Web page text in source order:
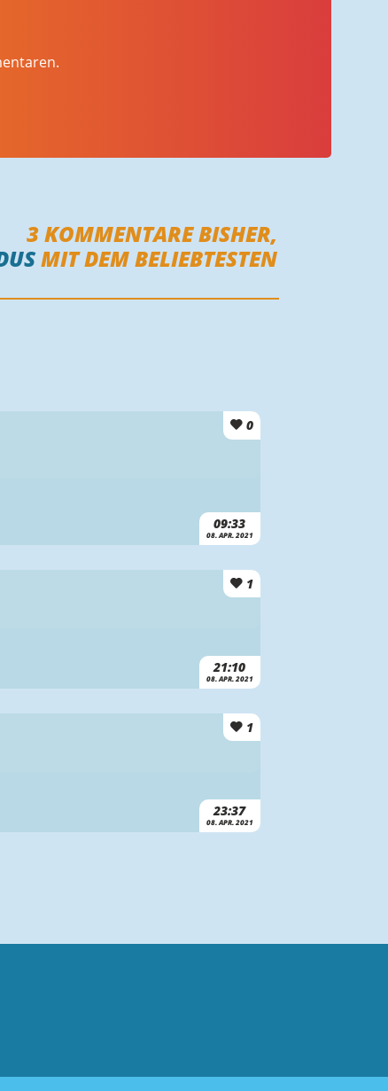
3KOMMENTARE BISHER,
MIT DEM BELIEBTESTEN
0
09:33
08. APR. 2021
1
21:10
08. APR. 2021
1
23:37
08. APR. 2021